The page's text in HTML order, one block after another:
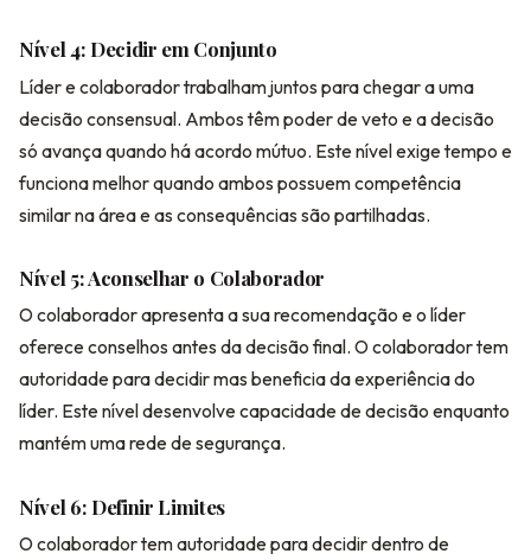
Nível 4: Decidir em Conjunto
Líder e colaborador trabalham juntos para chegar a uma
decisão consensual. Ambos têm poder de veto e a decisão
só avança quando há acordo mútuo. Este nível exige tempo e
funciona melhor quando ambos possuem competência
similar na área e as consequências são partilhadas.
Nível 5: Aconselhar o Colaborador
O colaborador apresenta a sua recomendação e o líder
oferece conselhos antes da decisão final. O colaborador tem
autoridade para decidir mas beneficia da experiência do
líder. Este nível desenvolve capacidade de decisão enquanto
mantém uma rede de segurança.
Nível 6: Definir Limites
O colaborador tem autoridade para decidir dentro de